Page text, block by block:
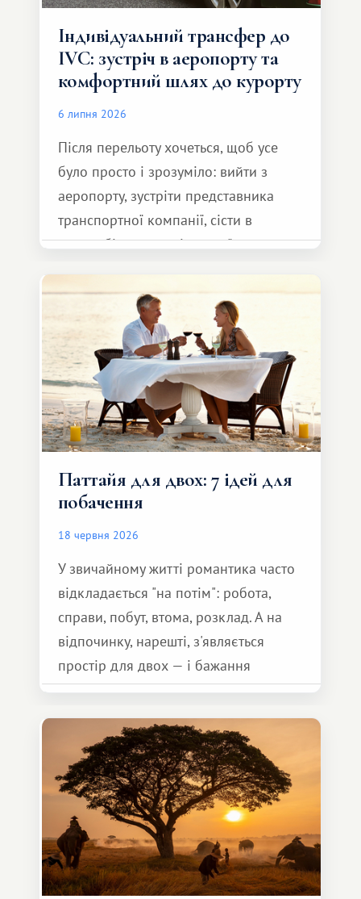
Індивідуальний трансфер до
IVC: зустріч в аеропорту та
комфортний шлях до курорту
6 липня 2026
Після перельоту хочеться, щоб усе
було просто і зрозуміло: вийти з
аеропорту, зустріти представника
транспортної компанії, сісти в
автомобіль та спокійно доїхати до
Паттайя для двох: 7 ідей для
побачення
18 червня 2026
У звичайному житті романтика часто
відкладається "на потім": робота,
справи, побут, втома, розклад. А на
відпочинку, нарешті, з'являється
простір для двох — і бажання
зробити для близької людини щось
особливе. Не обов'язково масштабне,
але тепле і незабутнє :)